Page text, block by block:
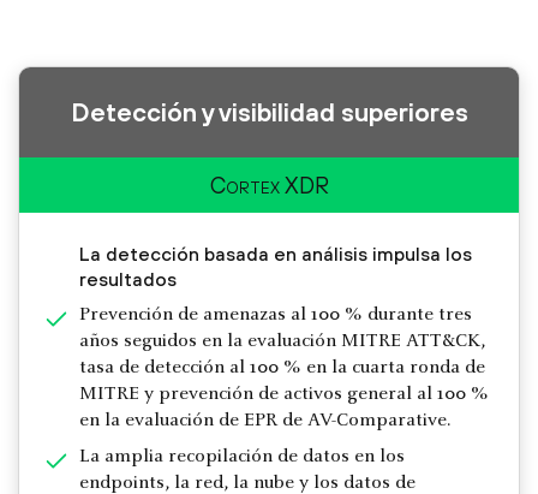
Detección y visibilidad superiores
Cortex XDR
La detección basada en análisis impulsa los
resultados
Prevención de amenazas al 100 % durante tres
años seguidos en la evaluación MITRE ATT&CK,
tasa de detección al 100 % en la cuarta ronda de
MITRE y prevención de activos general al 100 %
en la evaluación de EPR de AV-Comparative.
La amplia recopilación de datos en los
endpoints, la red, la nube y los datos de